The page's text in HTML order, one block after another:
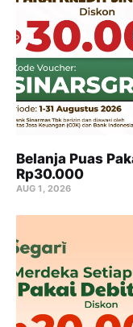
Belanja Puas
Rp30.000
AUG 1, 2026